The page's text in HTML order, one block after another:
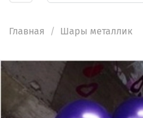
Главная Шары металлик